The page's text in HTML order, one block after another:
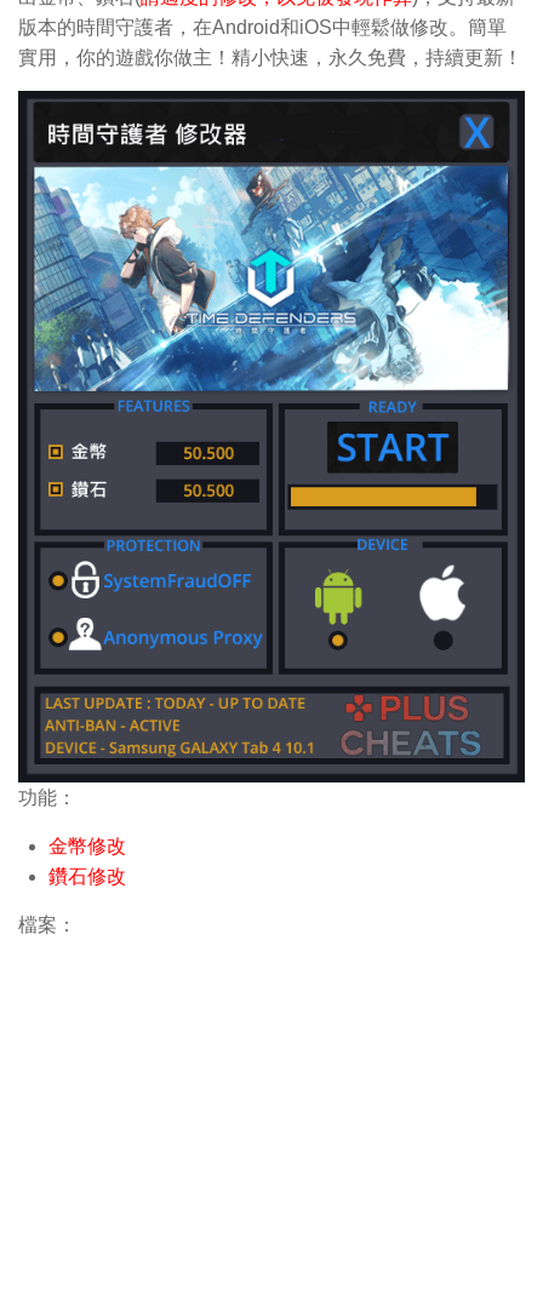
版本的時間守護者，在Android和iOS中輕鬆做修改。簡單
實用，你的遊戲你做主！精小快速，永久免費，持續更新！
功能：
金幣修改
鑽石修改
檔案：